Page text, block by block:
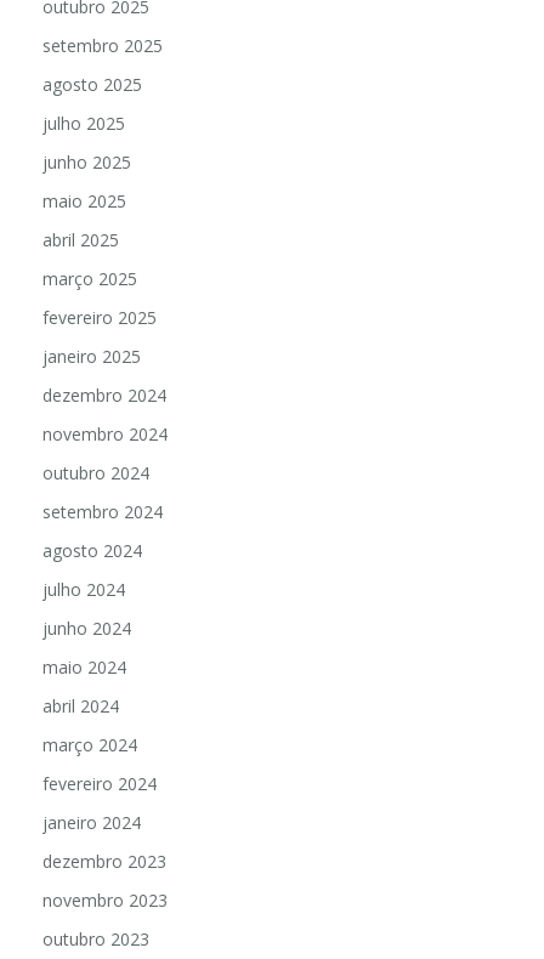
outubro 2025
setembro 2025
agosto 2025
julho 2025
junho 2025
maio 2025
abril 2025
março 2025
fevereiro 2025
janeiro 2025
dezembro 2024
novembro 2024
outubro 2024
setembro 2024
agosto 2024
julho 2024
junho 2024
maio 2024
abril 2024
março 2024
fevereiro 2024
janeiro 2024
dezembro 2023
novembro 2023
outubro 2023